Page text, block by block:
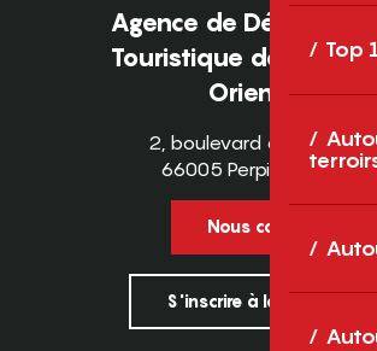
Top
Agence de
Touristique des
Orientales
2, boulevard des
66005 Perpignan
Nous contacter
S'inscrire à la newsletter